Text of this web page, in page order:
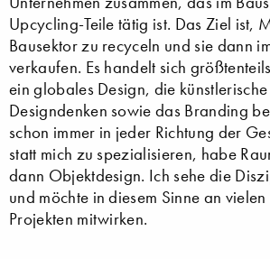
Upcycling-Teile tätig ist. Das Ziel ist,
Bausektor zu recyceln und sie dann
verkaufen. Es handelt sich
ein globales Design, die
Designdenken sowie das Branding
schon immer in jeder Richtung der
statt mich zu spezialisieren, habe
dann Objektdesign. Ich sehe die
und möchte in diesem Sinne an
Projekten mitwirken.